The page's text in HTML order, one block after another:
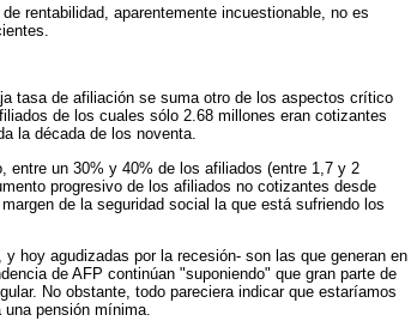
rentabilidad, aparentemente incuestionable, no es
tasa de afiliación se suma otro de los aspectos crítico
de los cuales sólo 2.68 millones eran cotizantes
la década de los noventa.
entre un 30% y 40% de los afiliados (entre 1,7 y 2
progresivo de los afiliados no cotizantes desde
de la seguridad social la que está sufriendo los
hoy agudizadas por la recesión- son las que generan en
de AFP continúan "suponiendo" que gran parte de
No obstante, todo pareciera indicar que estaríamos
pensión mínima.